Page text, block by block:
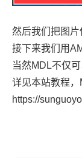
然后我们把图片
接下来我们用
当然MDL不仅
详见本站教程，
https://